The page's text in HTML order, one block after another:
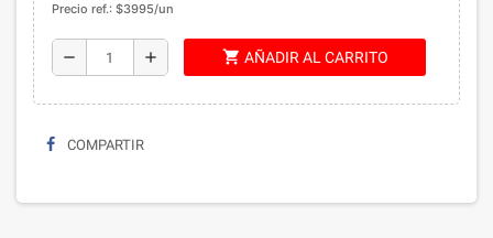
Precio ref.: $3995/un
remove add shopping_cart AÑADIR AL CARRITO
COMPARTIR